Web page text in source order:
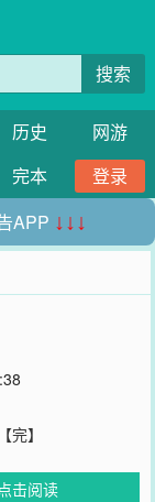
搜索
历史
网游
完本
登录
APP ↓↓↓
完】
击阅读